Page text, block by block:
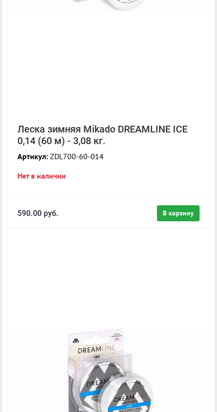
Леска зимняя Mikado DREAMLINE ICE
0,14 (60 м) - 3,08 кг.
Артикул: ZDL700-60-014
Нет в наличии
В корзину
590.00 руб.